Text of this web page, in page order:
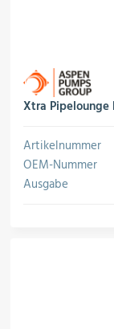
Xtra Pipelounge
Artikelnummer
OEM-Nummer
Ausgabe